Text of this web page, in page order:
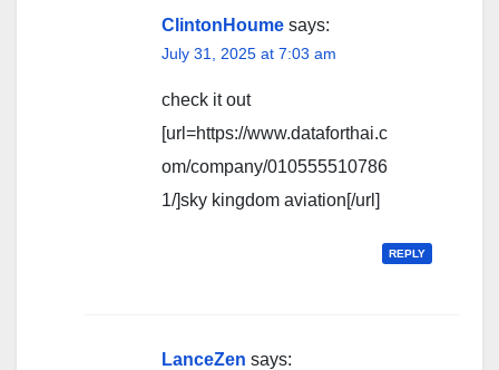
ClintonHoume says:
July 31, 2025 at 7:03 am
check it out
[url=https://www.dataforthai.c
om/company/010555510786
1/]sky kingdom aviation[/url]
REPLY
LanceZen says: